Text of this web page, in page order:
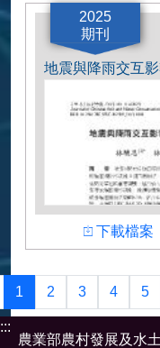
李哲宇、林駿
黃偉宸
2025
期刊
作者
林駿恩、林恩如
下載檔案
下載檔案
1 2 3 4 5
:::
農業部農村發展及水